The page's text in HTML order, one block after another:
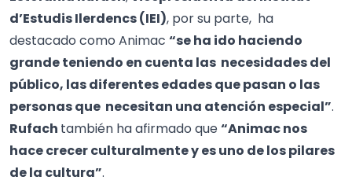
d’Estudis Ilerdencs (IEI), por su parte, ha
destacado como Animac “se ha ido haciendo
grande teniendo en cuenta las necesidades del
público, las diferentes edades que pasan o las
personas que necesitan una atención especial”.
Rufach también ha afirmado que“Animac nos
hace crecer culturalmente y es uno de los pilares
de la cultura”.